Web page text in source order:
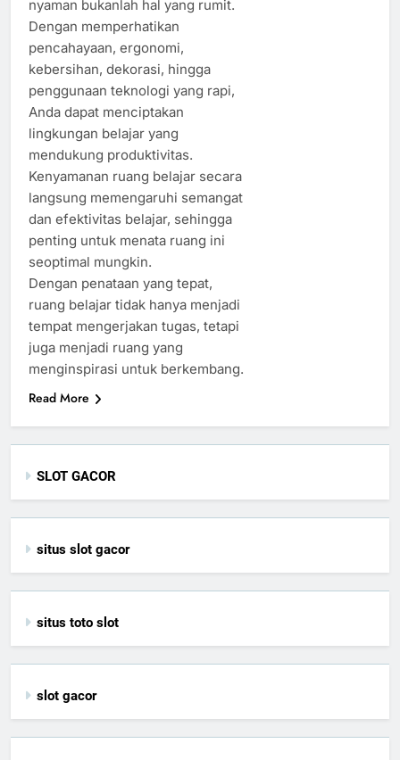
nyaman bukanlah hal yang rumit.
Dengan memperhatikan
pencahayaan, ergonomi,
kebersihan, dekorasi, hingga
penggunaan teknologi yang rapi,
Anda dapat menciptakan
lingkungan belajar yang
mendukung produktivitas.
Kenyamanan ruang belajar secara
langsung memengaruhi semangat
dan efektivitas belajar, sehingga
penting untuk menata ruang ini
seoptimal mungkin.
Dengan penataan yang tepat,
ruang belajar tidak hanya menjadi
tempat mengerjakan tugas, tetapi
juga menjadi ruang yang
menginspirasi untuk berkembang.
Read More
SLOT GACOR
situs slot gacor
situs toto slot
slot gacor